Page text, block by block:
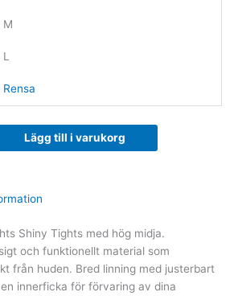
M
L
Rensa
Lägg till i varukorg
Shiny Tights med hög midja.
och funktionellt material som
från huden. Bred linning med justerbart
innerficka för förvaring av dina